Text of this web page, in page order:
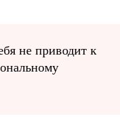
не приводит к